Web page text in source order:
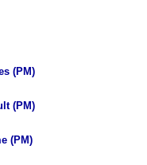
(PM)
(PM)
(PM)